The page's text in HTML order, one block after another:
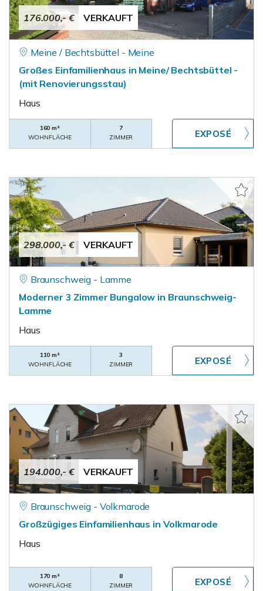
176.000,- € VERKAUFT
Meine / Bechtsbüttel - Meine
Großes Einfamilienhaus in Meine/ Bechtsbüttel -
(mit Renovierungsstau)
Haus
160 m²
WOHNFLÄCHE
7
ZIMMER
298.000,- € VERKAUFT
Braunschweig - Lamme
Moderner 3 Zimmer Bungalow in Braunschweig-
Lamme
Haus
110 m²
WOHNFLÄCHE
3
ZIMMER
194.000,- € VERKAUFT
Braunschweig - Volkmarode
Großzügiges Einfamilienhaus in Volkmarode
Haus
170 m²
WOHNFLÄCHE
8
ZIMMER